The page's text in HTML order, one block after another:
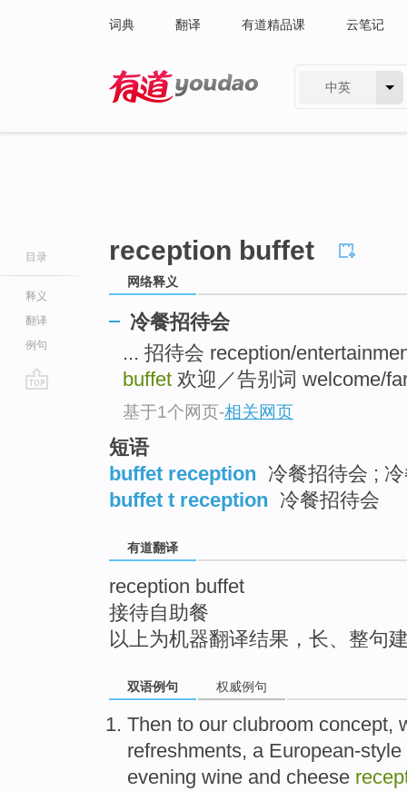
词典 翻译 有道精品课 云笔记
中英
目录
释义
翻译
例句
reception buffet
网络释义
冷餐招待会
... 招待会 reception/
buffet 欢迎／告别词 welcome/
基于1个网页-相关网页
短语
buffet reception 冷餐招待会 ;
buffet t reception 冷餐招待会
有道翻译
reception buffet
接待自助餐
以上为机器翻译结果，长、整句
双语例句 权威例句
Then to our clubroom concept,
refreshments, a European-style
evening wine and cheese